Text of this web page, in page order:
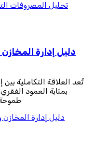
تحليل المصروفات
دليل إدارة
تُعد العلاقة التكاملية
بمثابة العمود
دليل إدارة المخازن